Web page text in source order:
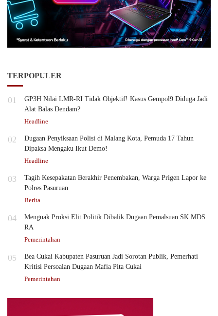
TERPOPULER
01
GP3H Nilai LMR-RI Tidak Objektif! Kasus Gempol9 Diduga Jadi
Alat Balas Dendam?
Headline
02
Dugaan Penyiksaan Polisi di Malang Kota, Pemuda 17 Tahun
Dipaksa Mengaku Ikut Demo!
Headline
03
Tagih Kesepakatan Berakhir Penembakan, Warga Prigen Lapor ke
Polres Pasuruan
Berita
04
Menguak Proksi Elit Politik Dibalik Dugaan Pemalsuan SK MDS
RA
Pemerintahan
05
Bea Cukai Kabupaten Pasuruan Jadi Sorotan Publik, Pemerhati
Kritisi Persoalan Dugaan Mafia Pita Cukai
Pemerintahan